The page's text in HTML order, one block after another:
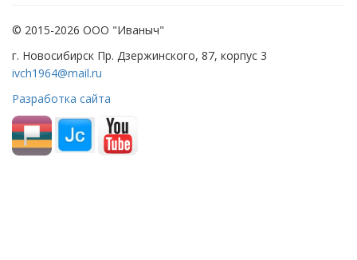
© 2015-2026 ООО "Иваныч"
г. Новосибирск Пр. Дзержинского, 87, корпус 3
ivch1964@mail.ru
Разработка сайта